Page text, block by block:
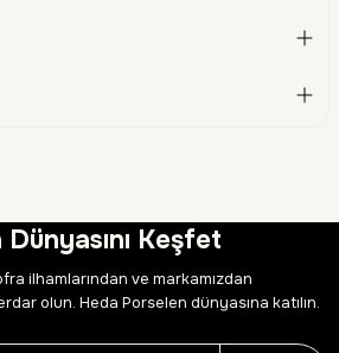
Keşfet
ilhamlarından ve markamızdan
olun. Heda Porselen dünyasına katılın.